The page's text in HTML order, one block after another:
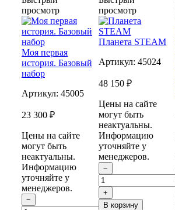
просмотр
Моя первая
история. Базовый
набор
Артикул: 45005
23 300 ₽
Цены на сайте
могут быть
неактуальны.
Информацию
уточняйте у
менеджеров.
−
просмотр
Планета STEAM
Артикул:45024
48 150 ₽
Цены на сайте
могут быть
неактуальны.
Информацию
уточняйте у
менеджеров.
−
+
В корзину